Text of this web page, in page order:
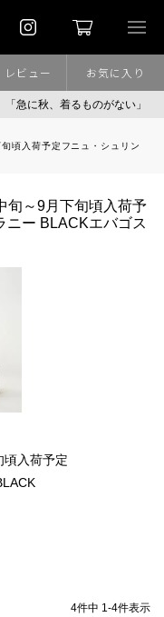
「急に秋、着るものがない」
レビュー お気に入り
頃入荷予定フニュ・シュリン
旬～9月下旬頃入荷予
ニー BLACKエバゴス
頃入荷予定
4件中 1-4件表示